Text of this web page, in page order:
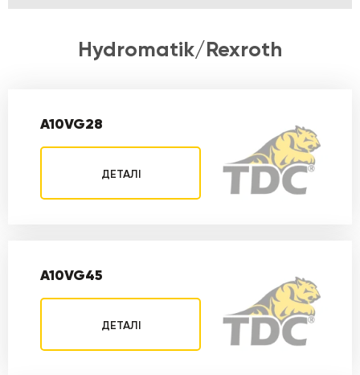
Hydromatik/Rexroth
A10VG28
ДЕТАЛІ
A10VG45
ДЕТАЛІ